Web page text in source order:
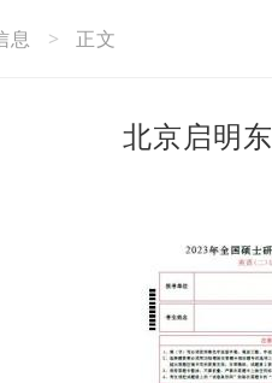
息 > 正文
北京启明